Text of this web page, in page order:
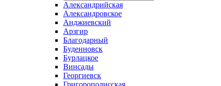
Александрийская
Александровское
Анджиевский
Арзгир
Благодарный
Буденновск
Бурлацкое
Винсады
Георгиевск
Григорополисская